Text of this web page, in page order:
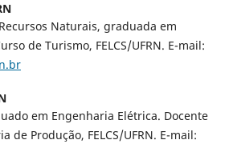
Naturais, graduada em
de Turismo, FELCS/UFRN. E-mail:
em Engenharia Elétrica. Docente
de Produção, FELCS/UFRN. E-mail: